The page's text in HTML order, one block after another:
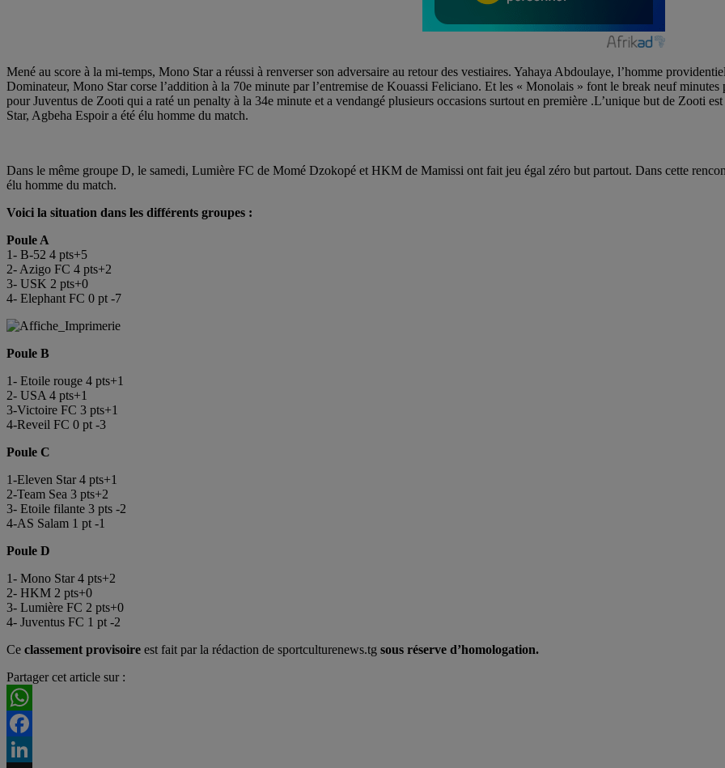
Mené au score à la mi-temps, Mono Star a réussi à renverser son adversaire au retour des vestiaires. Yahaya Abdoulaye, l’homme
Dominateur, Mono Star corse l’addition à la 70e minute par l’entremise de Kouassi Feliciano. Et les « Monolais » font le break neuf
pour Juventus de Zooti qui a raté un penalty à la 34e minute et a vendangé plusieurs occasions surtout en première .L’unique but de Zooti
Star, Agbeha Espoir a été élu homme du match.
Dans le même groupe D, le samedi, Lumière FC de Momé Dzokopé et HKM de Mamissi ont fait jeu égal zéro but partout. Dans cette
élu homme du match.
Voici la situation dans les différents groupes :
Poule A
1- B-52 4 pts+5
2- Azigo FC 4 pts+2
3- USK 2 pts+0
4- Elephant FC 0 pt -7
Poule B
1- Etoile rouge 4 pts+1
2- USA 4 pts+1
3-Victoire FC 3 pts+1
4-Reveil FC 0 pt -3
Poule C
1-Eleven Star 4 pts+1
2-Team Sea 3 pts+2
3- Etoile filante 3 pts -2
4-AS Salam 1 pt -1
Poule D
1- Mono Star 4 pts+2
2- HKM 2 pts+0
3- Lumière FC 2 pts+0
4- Juventus FC 1 pt -2
Ce classement provisoire est fait par la rédaction de sportculturenews.tg sous réserve d’homologation.
Partager cet article sur :
WhatsApp
Facebook